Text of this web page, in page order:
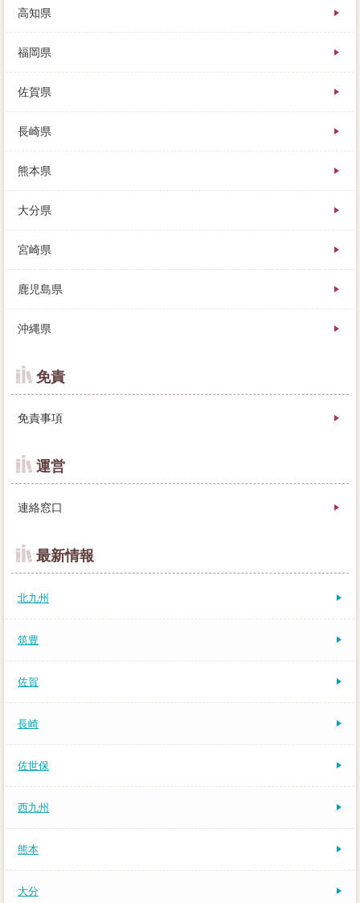
高知県
福岡県
佐賀県
長崎県
熊本県
大分県
宮崎県
鹿児島県
沖縄県
免責
免責事項
運営
連絡窓口
最新情報
北九州
筑豊
佐賀
長崎
佐世保
西九州
熊本
大分